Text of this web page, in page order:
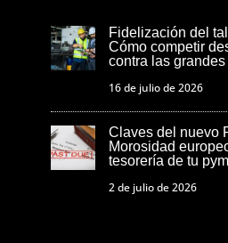
Fidelización del
Cómo competir
contra las
16 de julio de 2026
Claves del nuevo
Morosidad
tesorería de tu
2 de julio de 2026